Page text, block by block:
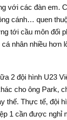
với các đàn em.
cánh… quen
tới cầu môn đối
nhân nhiều hơn
2 đội hình U23
cho ông Park,
thế. Thực tế, đội
1 cần được nghỉ